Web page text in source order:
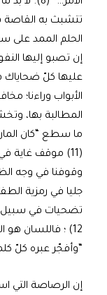
تتشبث به القاصة
إن تصبو إليها
الأبواب وراءنا؛
المطالبة بها،
ما سطع “كان
(11) موقف غاية
وقوفنا في وجه
جليا في رمزية
تضحيات في سبيل
12) ؛ فاللسان هو
“وأفجّر عبره كلّ
إن الرصاصة التي